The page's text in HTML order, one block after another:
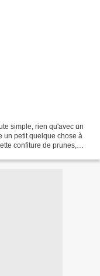
simple, rien qu'avec un
un petit quelque chose à
confiture de prunes,